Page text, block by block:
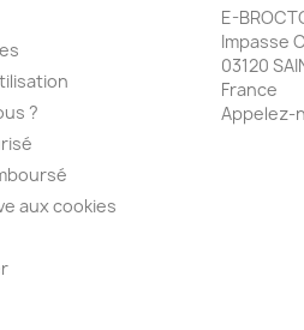
?
aux cookies
E-
Impasse
03120
France
Appelez-